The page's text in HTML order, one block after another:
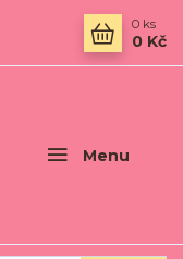
Menu
0 ks
0 Kč